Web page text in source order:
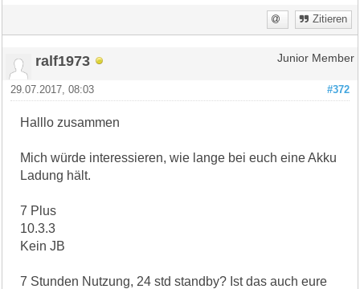
Zitieren
ralf1973 Junior Member
#372
29.07.2017, 08:03
Halllo zusammen
Mich würde interessieren, wie lange bei euch eine Akku
Ladung hält.
7 Plus
10.3.3
Kein JB
7 Stunden Nutzung, 24 std standby? Ist das auch eure